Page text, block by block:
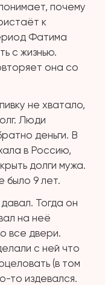
почему
к
Фатима
с жизнью.
она со
не хватало,
Люди
деньги. В
в Россию,
долги мужа.
было 9 лет.
Тогда он
на неё
все двери.
с ней что
(в том
то издевался.